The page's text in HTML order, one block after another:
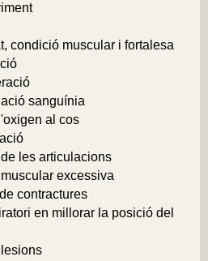
condició muscular i fortalesa
sanguínia
al cos
les articulacions
excessiva
contractures
en millorar la posició del